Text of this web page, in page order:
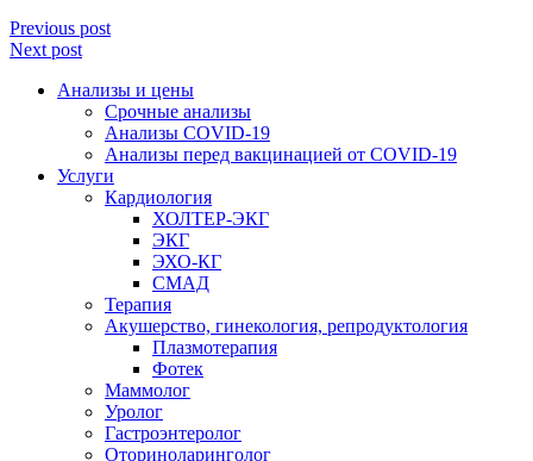
Previous post
Next post
Анализы и цены
Срочные анализы
Анализы COVID-19
Анализы перед вакцинацией от COVID-19
Услуги
Кардиология
ХОЛТЕР-ЭКГ
ЭКГ
ЭХО-КГ
СМАД
Терапия
Акушерство, гинекология, репродуктология
Плазмотерапия
Фотек
Маммолог
Уролог
Гастроэнтеролог
Оториноларинголог